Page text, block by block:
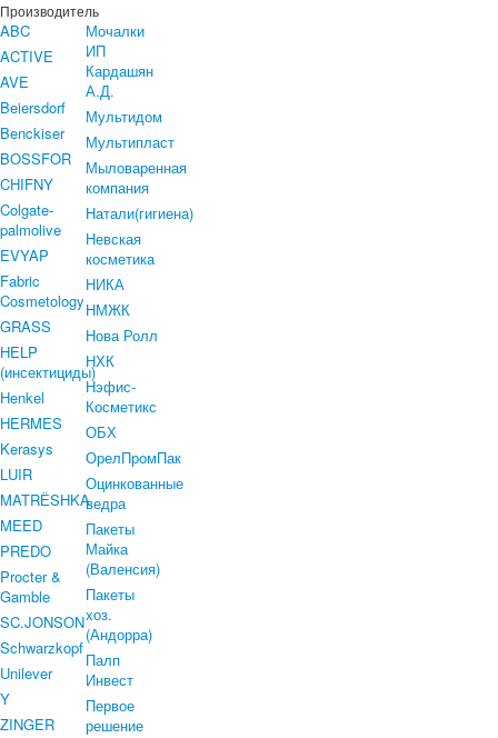
Производитель
ABC
ACTIVE
AVE
Beiersdorf
Benckiser
BOSSFOR
CHIFNY
Colgate-
palmolive
EVYAP
Fabric
Cosmetology
GRASS
HELP
(инсектициды)
Henkel
HERMES
Kerasys
LUIR
MATRЁSHKA
MEED
PREDO
Procter &
Gamble
SC.JONSON
Schwarzkopf
Unilever
Y
ZINGER
Мочалки
ИП
Кардашян
А.Д.
Мультидом
Мультипласт
Мыловаренная
компания
Натали(гигиена)
Невская
косметика
НИКА
НМЖК
Нова Ролл
НХК
Нэфис-
Косметикс
ОБХ
ОрелПромПак
Оцинкованные
ведра
Пакеты
Майка
(Валенсия)
Пакеты
хоз.
(Андорра)
Палп
Инвест
Первое
решение